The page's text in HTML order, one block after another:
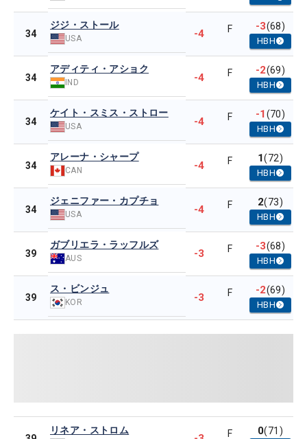
34
ジジ・ストール
USA -4 F -3(68)
HBH
34
アディティ・アショク
IND -4 F -2(69)
HBH
34
ケイト・スミス・ストロー
USA -4 F -1(70)
HBH
34
アレーナ・シャープ
CAN -4 F 1(72)
HBH
34
ジェニファー・カプチョ
USA -4 F 2(73)
HBH
39
ガブリエラ・ラッフルズ
AUS -3 F -3(68)
HBH
39
ス・ビンジュ
KOR -3 F -2(69)
HBH
リネア・ストロム F 0(71)